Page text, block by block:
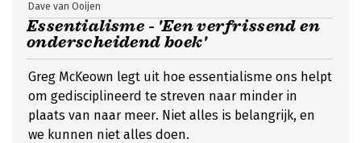
Essentialisme - 'Een verfrissend en
onderscheidend boek'
Dave van Ooijen
Greg McKeown legt uit hoe essentialisme ons helpt
om gedisciplineerd te streven naar minder in
plaats van naar meer. Niet alles is belangrijk, en
we kunnen niet alles doen.